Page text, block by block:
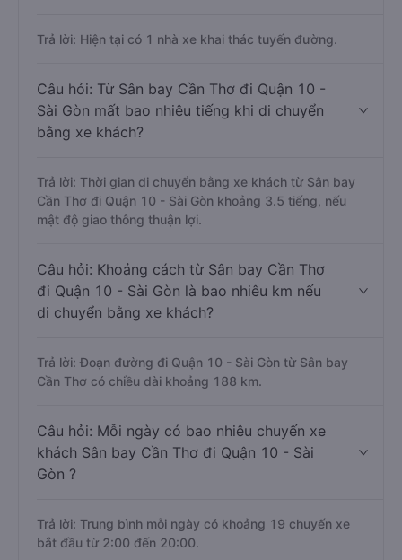
Trả lời: Hiện tại có 1 nhà xe khai thác tuyến đường.
Câu hỏi: Từ Sân bay Cần Thơ đi Quận 10 -
Sài Gòn mất bao nhiêu tiếng khi di chuyển
bằng xe khách?
Trả lời: Thời gian di chuyển bằng xe khách từ Sân bay
Cần Thơ đi Quận 10 - Sài Gòn khoảng 3.5 tiếng, nếu
mật độ giao thông thuận lợi.
Câu hỏi: Khoảng cách từ Sân bay Cần Thơ
đi Quận 10 - Sài Gòn là bao nhiêu km nếu
di chuyển bằng xe khách?
Trả lời: Đoạn đường đi Quận 10 - Sài Gòn từ Sân bay
Cần Thơ có chiều dài khoảng 188 km.
Câu hỏi: Mỗi ngày có bao nhiêu chuyến xe
khách Sân bay Cần Thơ đi Quận 10 - Sài
Gòn ?
Trả lời: Trung bình mỗi ngày có khoảng 19 chuyến xe
bắt đầu từ 2:00 đến 20:00.